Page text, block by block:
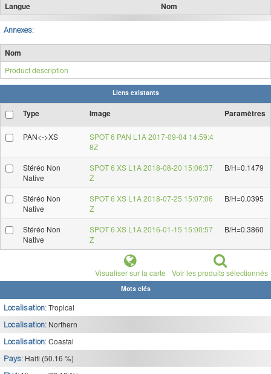
Langue Nom
Annexes:
Nom
Product description
Liens existants
Type Image Paramètres
PAN<->XS
SPOT 6 PAN L1A 2017-09-04 14:59:4
8Z
Stéréo Non
Native
SPOT 6 XS L1A 2018-08-20 15:06:37
Z
B/H=0.1479
Stéréo Non
Native
SPOT 6 XS L1A 2018-07-25 15:07:06
Z
B/H=0.0395
Stéréo Non
Native
SPOT 6 XS L1A 2016-01-15 15:00:57
Z
B/H=0.3860
Visualiser sur la carte Voir les produits sélectionnés
Mots clés
Localisation: Tropical
Localisation: Northern
Localisation: Coastal
Pays: Haiti (50.16 %)